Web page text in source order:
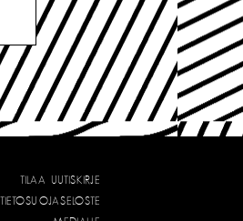
TILAA UUTISKIRJE
TIETOSUOJASELOSTE